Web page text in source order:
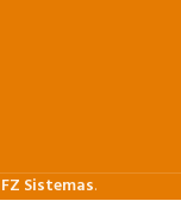
FZ Sistemas.